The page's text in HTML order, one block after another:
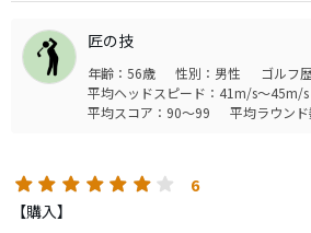
打った瞬間これ飛ぶなって分かります。
HS47位ですが、コンスタントに270
匠の技
年齢：56歳 性別：男性
ゴルフ
平均ヘッドスピード：41m/s～45m/s
平均スコア：90～99
平均ラウン
6
【購入】